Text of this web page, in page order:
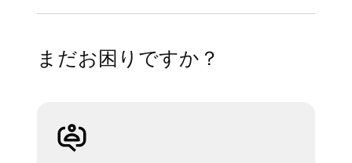
まだお困りですか？